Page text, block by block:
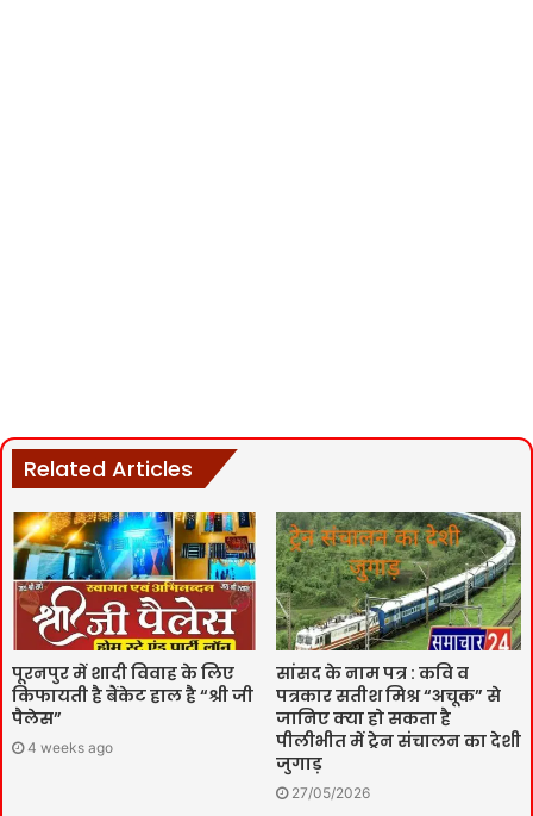
Related Articles
पूरनपुर में शादी विवाह के लिए
किफायती है बैंकेट हाल है “श्री जी
पैलेस”
4 weeks ago
सांसद के नाम पत्र : कवि व
पत्रकार सतीश मिश्र “अचूक” से
जानिए क्या हो सकता है
पीलीभीत में ट्रेन संचालन का देशी
जुगाड़
27/05/2026